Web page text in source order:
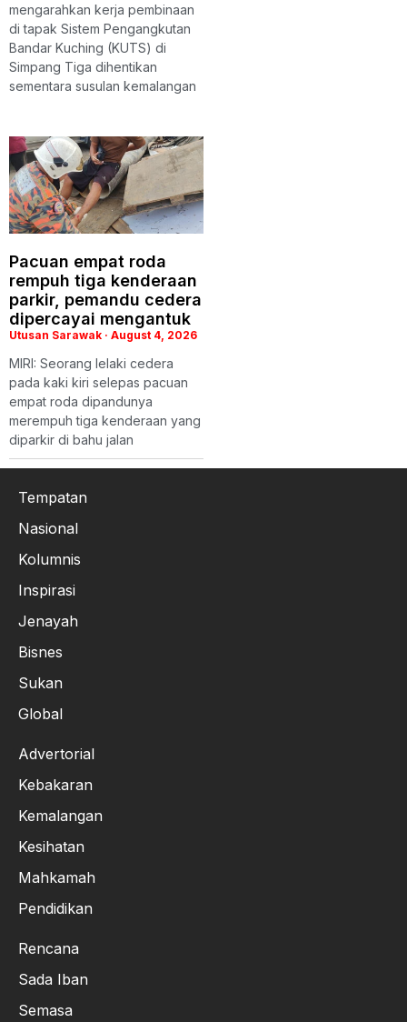
mengarahkan kerja pembinaan
di tapak Sistem Pengangkutan
Bandar Kuching (KUTS) di
Simpang Tiga dihentikan
sementara susulan kemalangan
Pacuan empat roda
rempuh tiga kenderaan
parkir, pemandu cedera
dipercayai mengantuk
Utusan Sarawak August 4, 2026
MIRI: Seorang lelaki cedera
pada kaki kiri selepas pacuan
empat roda dipandunya
merempuh tiga kenderaan yang
diparkir di bahu jalan
Tempatan
Nasional
Kolumnis
Inspirasi
Jenayah
Bisnes
Sukan
Global
Advertorial
Kebakaran
Kemalangan
Kesihatan
Mahkamah
Pendidikan
Rencana
Sada Iban
Semasa